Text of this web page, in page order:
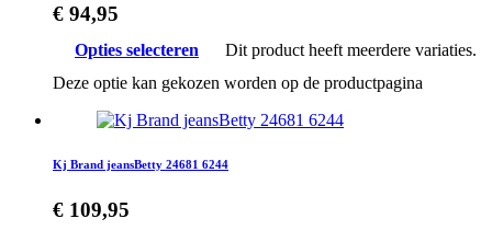
€ 94,95
Opties selecteren
Dit product heeft meerdere variaties.
Deze optie kan gekozen worden op de productpagina
Kj Brand jeansBetty 24681 6244
€ 109,95